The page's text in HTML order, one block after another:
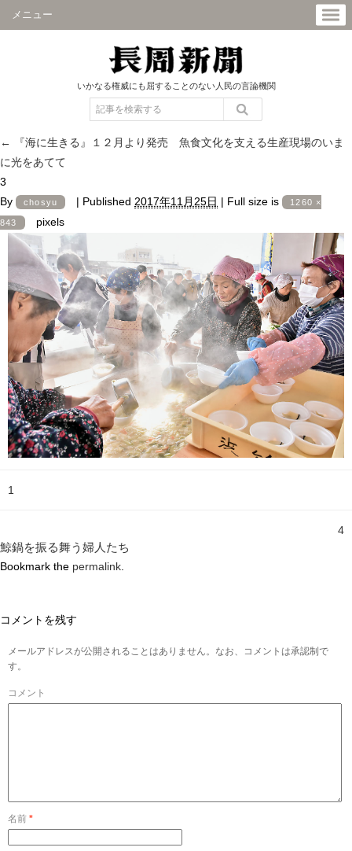
メニュー
いかなる権威にも屈することのない人民の言論機関
←
『海に生きる』１２月より発売 魚食文化を支える生産現場のいま
に光をあてて
3
By
chosyu | Published 2017年11月25日 | Full size is 1260 ×
843 pixels
1
4
鯨鍋を振る舞う婦人たち
Bookmark the permalink
コメントを残す
メールアドレスが公開されることはありません。なお、コメントは承認制で
す。
コメント
名前 *